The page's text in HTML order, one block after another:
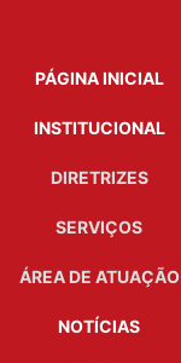
PÁGINA INICIAL
INSTITUCIONAL
DIRETRIZES
SERVIÇOS
ÁREA DE ATUAÇÃO
NOTÍCIAS